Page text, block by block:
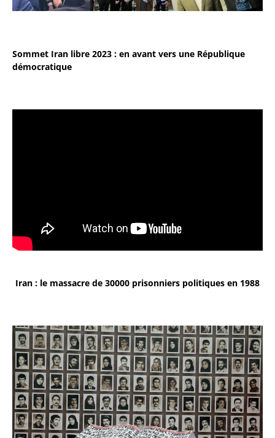
Sommet Iran libre 2023 : en avant vers une République
démocratique
Iran : le massacre de 30000 prisonniers politiques en 1988